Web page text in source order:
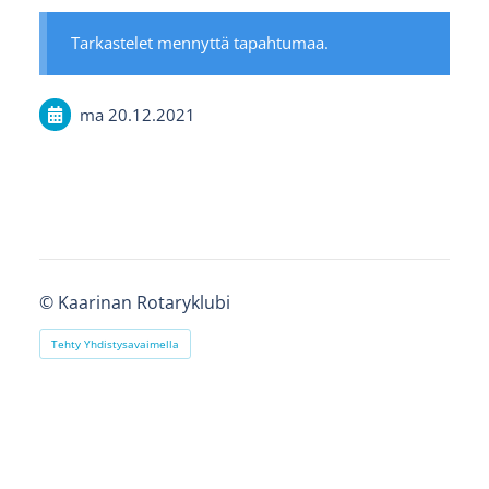
Tarkastelet mennyttä tapahtumaa.
ma 20.12.2021
© Kaarinan Rotaryklubi
Tehty Yhdistysavaimella